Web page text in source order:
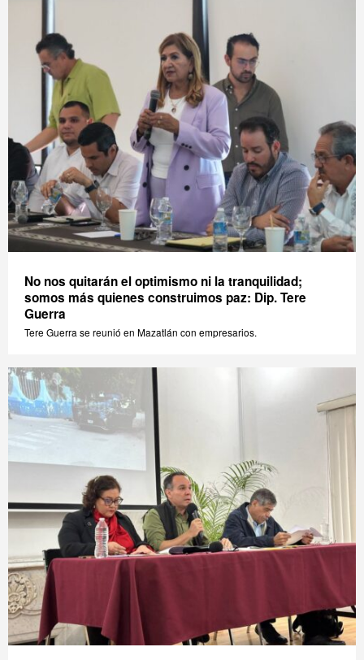
No nos quitarán el optimismo ni la tranquilidad;
somos más quienes construimos paz: Dip. Tere
Guerra
Tere Guerra se reunió en Mazatlán con empresarios.